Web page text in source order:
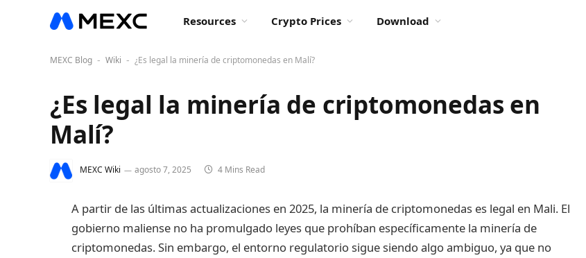
Resources Crypto Prices Download
MEXC Blog - Wiki - ¿Es legal la minería de criptomonedas en Malí?
¿Es legal la minería de criptomonedas en
Malí?
MEXC Wiki agosto 7, 2025 4 Mins Read
A partir de las últimas actualizaciones en 2025, la minería de criptomonedas es legal en Mali. El
gobierno maliense no ha promulgado leyes que prohíban específicamente la minería de
criptomonedas. Sin embargo, el entorno regulatorio sigue siendo algo ambiguo, ya que no